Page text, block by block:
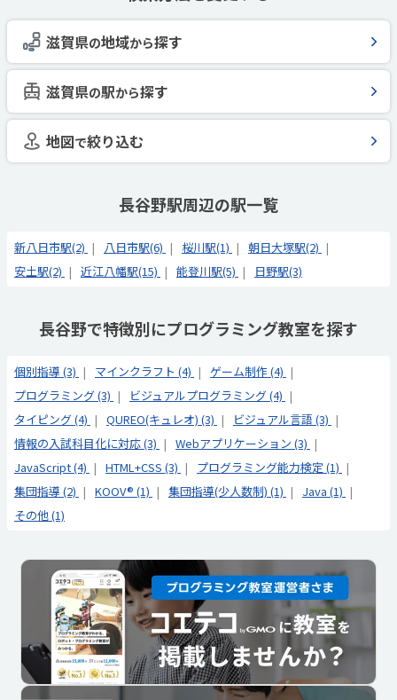
滋賀県の地域から探す
滋賀県の駅から探す
地図で絞り込む
長谷野駅周辺の駅一覧
新八日市駅(2) 八日市駅(6) 桜川駅(1)
朝日大塚駅(2)
安土駅(2)
近江八幡駅(15) 能登川駅(5) 日野駅(3)
長谷野で特徴別にプログラミング教室を探す
個別指導 (3) マインクラフト (4)
ゲーム制作 (4)
プログラミング (3)
ビジュアルプログラミング (4)
タイピング (4)
QUREO(キュレオ) (3)
ビジュアル言語 (3)
情報の入試科目化に対応 (3)
Webアプリケーション (3)
JavaScript (4)
HTML+CSS (3)
プログラミング能力検定 (1)
集団指導 (2)
KOOV® (1) 集団指導(少人数制) (1)
Java (1)
その他 (1)